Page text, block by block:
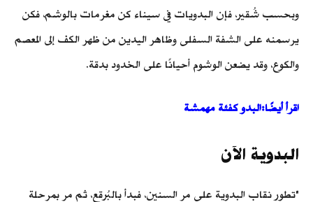
وبحسب شُقير، فإن البدويات في سيناء كن مغرمات بالوشم، فكن
يرسمنه على الشفة السفلى وظاهر اليدين من ظهر الكف إلى المعصم
والكوع، وقد يضعن الوشوم أحيانًا على الخدود بدقة.
اقرأ أيضًا:البدو كفئة مهمشة
البدوية الآن
"تطور نقاب البدوية على مر السنين، فبدأ بالبُرقع، ثم مر بمرحلة